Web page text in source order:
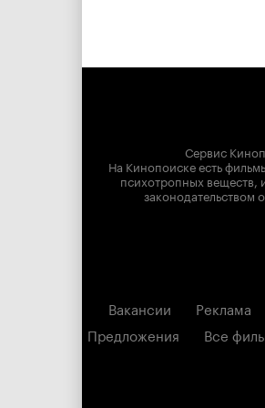
Сервис
На Кинопоиске есть
психотропных веществ,
законодательством
Вакансии Реклама
Предложения
Все